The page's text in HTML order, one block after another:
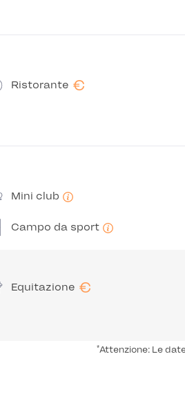
Ristorante €
Mini club
Campo da sport
Equitazione €
*Attenzione: Le